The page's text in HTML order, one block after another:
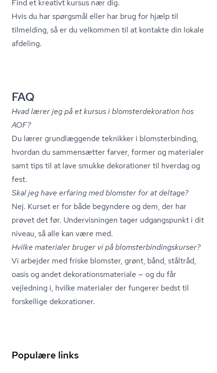
Find et kreativt kursus nær dig.
Hvis du har spørgsmål eller har brug for hjælp til
tilmelding, så er du velkommen til at kontakte din lokale
afdeling.
FAQ
Hvad lærer jeg på et kursus i blom­ster­de­ko­ra­tion hos
AOF?
Du lærer grundlæggende teknikker i blom­ster­bin­ding,
hvordan du sammensætter farver, former og materialer
samt tips til at lave smukke dekorationer til hverdag og
fest.
Skal jeg have erfaring med blomster for at deltage?
Nej. Kurset er for både begyndere og dem, der har
prøvet det før. Undervisningen tager udgangspunkt i dit
niveau, så alle kan være med.
Hvilke materialer bruger vi på blom­ster­bin­dings­kur­ser?
Vi arbejder med friske blomster, grønt, bånd, ståltråd,
oasis og andet de­ko­ra­tions­ma­te­ri­a­le — og du får
vejledning i, hvilke materialer der fungerer bedst til
forskellige dekorationer.
Populære links